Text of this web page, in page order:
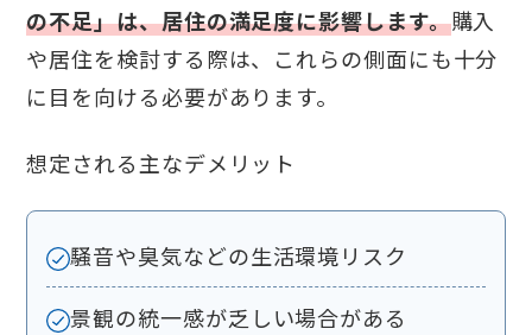
の不足」は、居住の満足度に影響します。購入
や居住を検討する際は、これらの側面にも十分
に目を向ける必要があります。
想定される主なデメリット
騒音や臭気などの生活環境リスク
景観の統一感が乏しい場合がある